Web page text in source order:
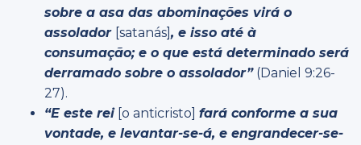
sobre a asa das abominações virá o
assolador [satanás] , e isso até à
consumação; e o que está determinado será
derramado sobre o assolador”(Daniel 9:26-
27).
“E este rei[o anticristo] fará conforme a sua
vontade, e levantar-se-á, e engrandecer-se-